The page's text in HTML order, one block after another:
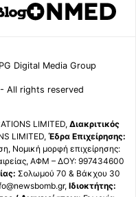
Digital Media Group
All rights reserved
LIMITED, Διακριτικός
LIMITED, Έδρα Επιχείρησης:
Νομική μορφή επιχείρησης:
ΑΦΜ – ΔΟΥ: 997434600
Σολωμού 70 & Βάκχου 30
Ιδιοκτήτης: